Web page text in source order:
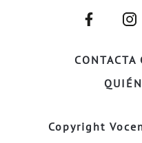
CONTACTA
–
–
Copyright